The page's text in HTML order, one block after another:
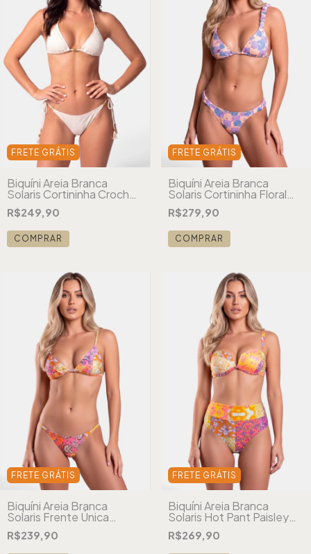
FRETE GRÁTIS
Biquíni Areia Branca
Solaris Cortininha Crochê
Branco
R$249,90
COMPRAR
FRETE GRÁTIS
Biquíni Areia Branca
Solaris Cortininha Floral
Xadrez Lilás
R$279,90
COMPRAR
FRETE GRÁTIS
Biquíni Areia Branca
Solaris Frente Única
Paisley Laranja
R$239,90
FRETE GRÁTIS
Biquíni Areia Branca
Solaris Hot Pant Paisley
Laranja
R$269,90